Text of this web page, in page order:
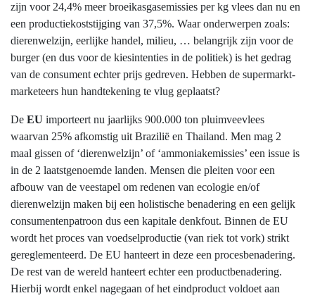
zijn voor 24,4% meer broeikasgasemissies per kg vlees dan nu en
een productiekoststijging van 37,5%. Waar onderwerpen zoals:
dierenwelzijn, eerlijke handel, milieu, … belangrijk zijn voor de
burger (en dus voor de kiesintenties in de politiek) is het gedrag
van de consument echter prijs gedreven. Hebben de supermarkt-
marketeers hun handtekening te vlug geplaatst?
De EU importeert nu jaarlijks 900.000 ton pluimveevlees
waarvan 25% afkomstig uit Brazilië en Thailand. Men mag 2
maal gissen of ‘dierenwelzijn’ of ‘ammoniakemissies’ een issue is
in de 2 laatstgenoemde landen. Mensen die pleiten voor een
afbouw van de veestapel om redenen van ecologie en/of
dierenwelzijn maken bij een holistische benadering en een gelijk
consumentenpatroon dus een kapitale denkfout. Binnen de EU
wordt het proces van voedselproductie (van riek tot vork) strikt
gereglementeerd. De EU hanteert in deze een procesbenadering.
De rest van de wereld hanteert echter een productbenadering.
Hierbij wordt enkel nagegaan of het eindproduct voldoet aan